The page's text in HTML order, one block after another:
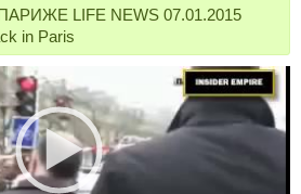
LIFE NEWS 07.01.2015
in Paris